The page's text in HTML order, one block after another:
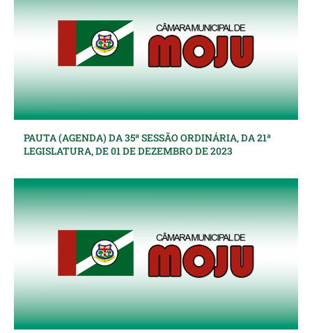
PAUTA (AGENDA) DA 35ª SESSÃO ORDINÁRIA, DA 21ª
LEGISLATURA, DE 01 DE DEZEMBRO DE 2023